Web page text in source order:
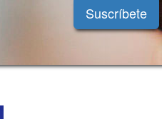
Suscríbete